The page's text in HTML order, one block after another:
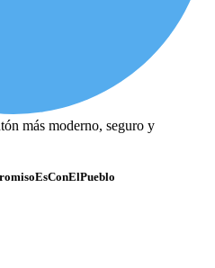
más moderno, seguro y